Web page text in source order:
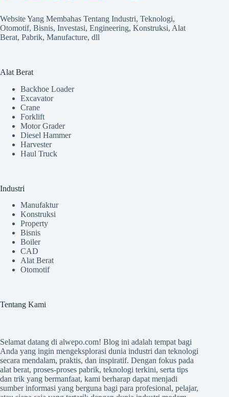
Website Yang Membahas Tentang Industri, Teknologi,
Otomotif, Bisnis, Investasi, Engineering, Konstruksi, Alat
Berat, Pabrik, Manufacture, dll
Alat Berat
Backhoe Loader
Excavator
Crane
Forklift
Motor Grader
Diesel Hammer
Harvester
Haul Truck
Industri
Manufaktur
Konstruksi
Property
Bisnis
Boiler
CAD
Alat Berat
Otomotif
Tentang Kami
Selamat datang di alwepo.com! Blog ini adalah tempat bagi
Anda yang ingin mengeksplorasi dunia industri dan teknologi
secara mendalam, praktis, dan inspiratif. Dengan fokus pada
alat berat, proses-proses pabrik, teknologi terkini, serta tips
dan trik yang bermanfaat, kami berharap dapat menjadi
sumber informasi yang berguna bagi para profesional, pelajar,